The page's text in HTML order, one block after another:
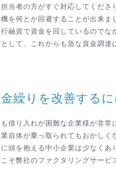
担当者の方がすぐ対応してくだ
を何とか回避することが出来ま
融資で資金を回しているので
して、これからも急な資金調達
繰りを改善するに
も借り入れが困難な企業様が非
自体が乗っ取られてもおかし
頭を抱える中小企業は少なくあ
そ弊社のファクタリングサービ